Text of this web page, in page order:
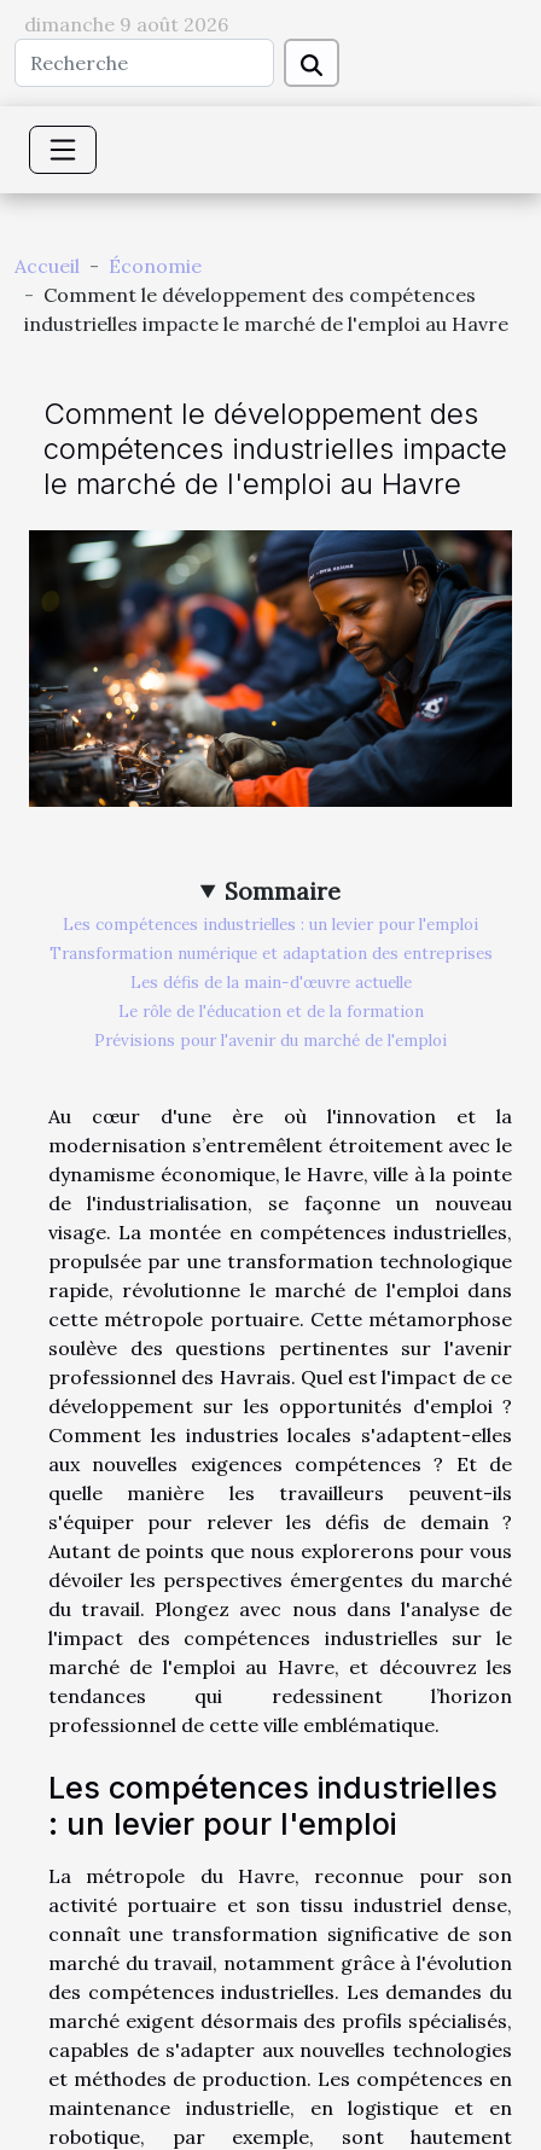
dimanche 9 août 2026
Accueil
Économie
Comment le développement des compétences
industrielles impacte le marché de l'emploi au Havre
Comment le développement des
compétences industrielles impacte
le marché de l'emploi au Havre
Sommaire
Les compétences industrielles : un levier pour l'emploi
Transformation numérique et adaptation des entreprises
Les défis de la main-d'œuvre actuelle
Le rôle de l'éducation et de la formation
Prévisions pour l'avenir du marché de l'emploi
Au cœur d'une ère où l'innovation et la
modernisation s’entremêlent étroitement avec le
dynamisme économique, le Havre, ville à la pointe
de l'industrialisation, se façonne un nouveau
visage. La montée en compétences industrielles,
propulsée par une transformation technologique
rapide, révolutionne le marché de l'emploi dans
cette métropole portuaire. Cette métamorphose
soulève des questions pertinentes sur l'avenir
professionnel des Havrais. Quel est l'impact de ce
développement sur les opportunités d'emploi ?
Comment les industries locales s'adaptent-elles
aux nouvelles exigences compétences ? Et de
quelle manière les travailleurs peuvent-ils
s'équiper pour relever les défis de demain ?
Autant de points que nous explorerons pour vous
dévoiler les perspectives émergentes du marché
du travail. Plongez avec nous dans l'analyse de
l'impact des compétences industrielles sur le
marché de l'emploi au Havre, et découvrez les
tendances qui redessinent l’horizon
professionnel de cette ville emblématique.
Les compétences industrielles
: un levier pour l'emploi
La métropole du Havre, reconnue pour son
activité portuaire et son tissu industriel dense,
connaît une transformation significative de son
marché du travail, notamment grâce à l'évolution
des compétences industrielles. Les demandes du
marché exigent désormais des profils spécialisés,
capables de s'adapter aux nouvelles technologies
et méthodes de production. Les compétences en
maintenance industrielle, en logistique et en
robotique, par exemple, sont hautement